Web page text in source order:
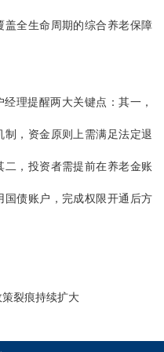
盖全生命周期的综合养老保障
理提醒两大关键点：其一，
，资金原则上需满足法定退
，投资者需提前在养老金账
国债账户，完成权限开通后方
裂痕持续扩大